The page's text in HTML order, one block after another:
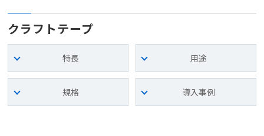
クラフトテープ
特長 用途
規格 導入事例